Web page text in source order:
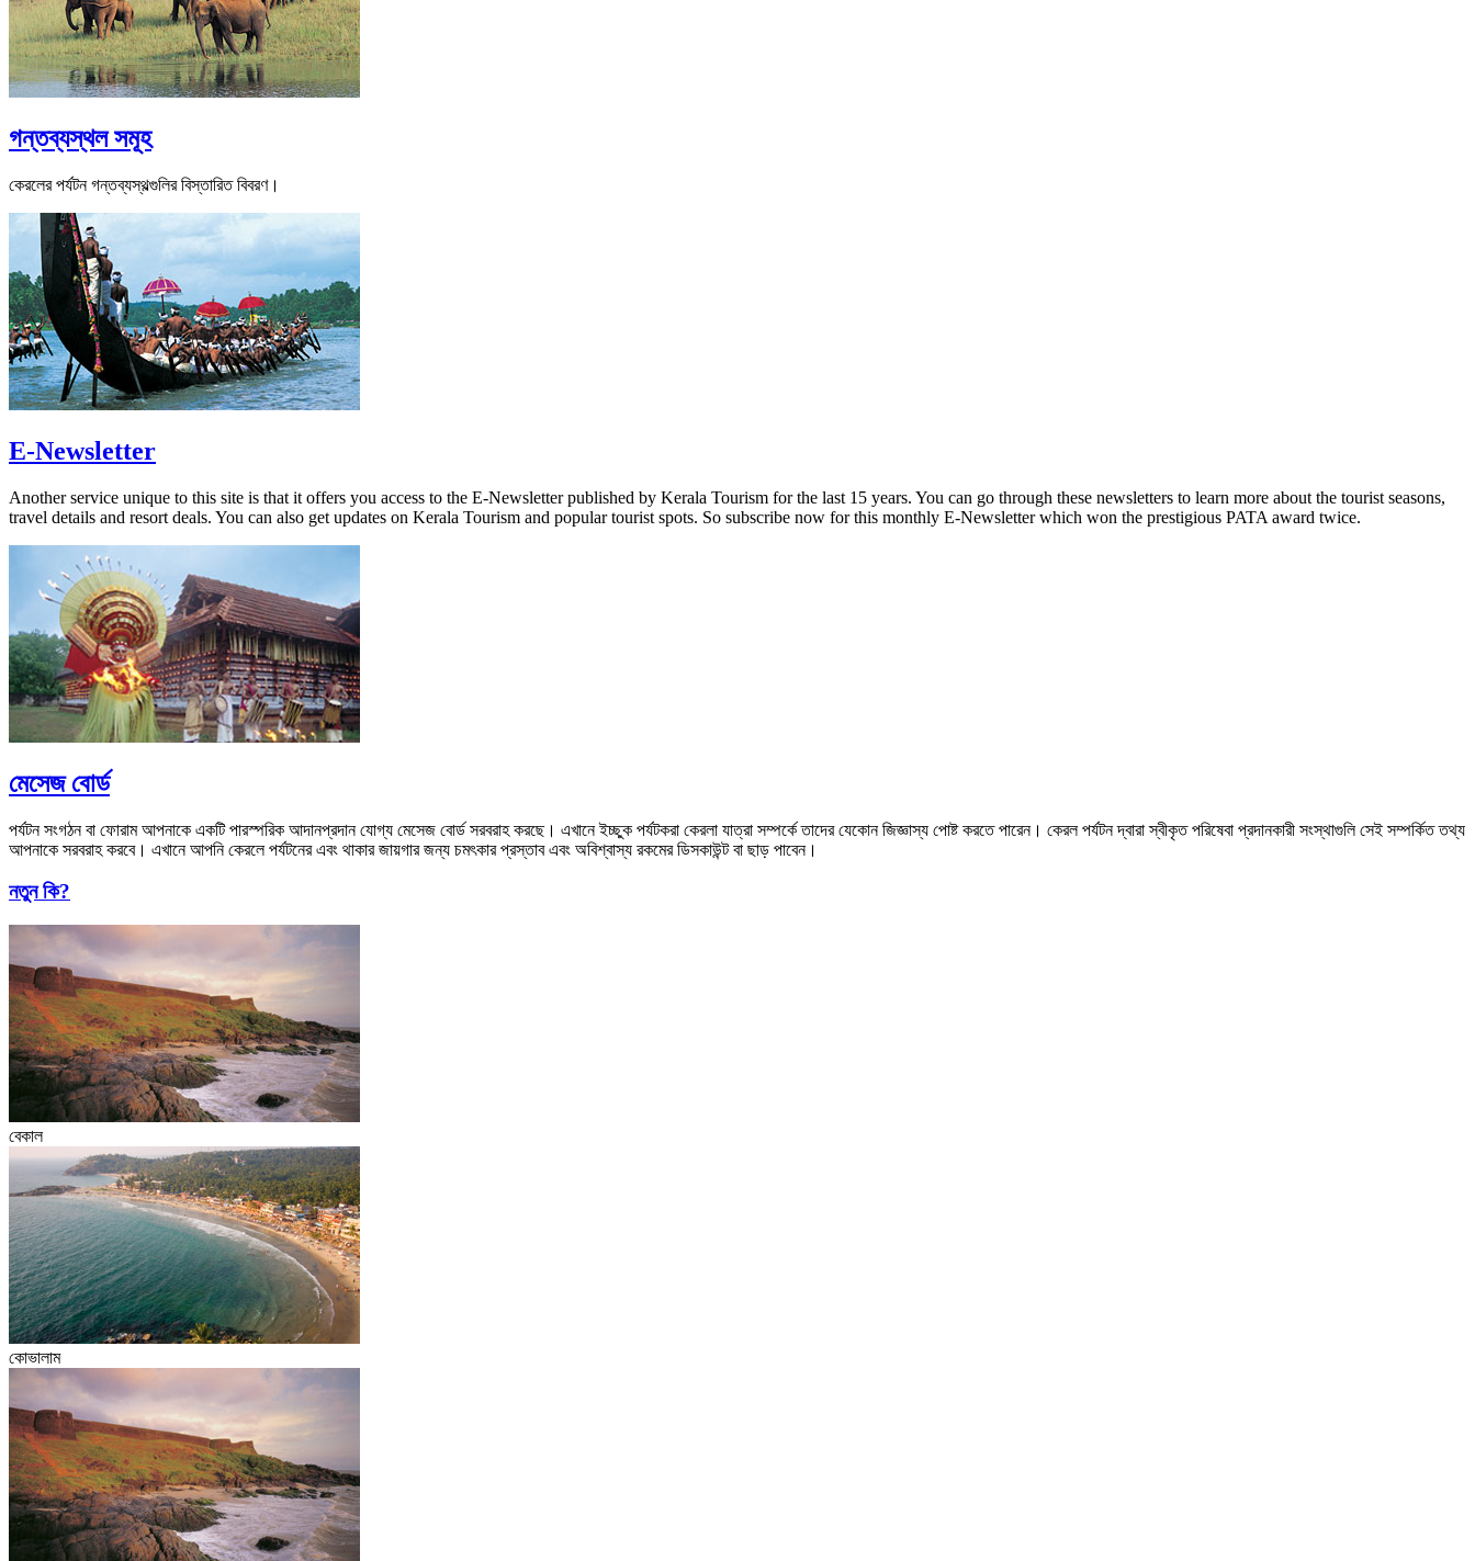
গন্তব্যস্থল সমূহ
কেরলের পর্যটন গন্তব্যস্থল্গুলির বিস্তারিত বিবরণ।
E-Newsletter
Another service unique to this site is that it offers you access to the E-Newsletter published by Kerala Tourism for the last 15 years. You can go through these newsletters to learn more about the tourist seasons,
travel details and resort deals. You can also get updates on Kerala Tourism and popular tourist spots. So subscribe now for this monthly E-Newsletter which won the prestigious PATA award twice.
মেসেজ বোর্ড
পর্যটন সংগঠন বা ফোরাম আপনাকে একটি পারস্পরিক আদানপ্রদান যোগ্য মেসেজ বোর্ড সরবরাহ করছে। এখানে ইচ্ছুক পর্যটকরা কেরলা যাত্রা সম্পর্কে তাদের যেকোন জিজ্ঞাস্য পোষ্ট করতে পারেন। কেরল পর্যটন দ্বারা স্বীকৃত পরিষেবা প্রদানকারী সংস্থাগুলি সেই সম্পর্কিত তথ্য
আপনাকে সরবরাহ করবে। এখানে আপনি কেরলে পর্যটনের এবং থাকার জায়গার জন্য চমৎকার প্রস্তাব এবং অবিশ্বাস্য রকমের ডিসকাউন্ট বা ছাড় পাবেন।
নতুন কি?
বেকাল
কোভালাম